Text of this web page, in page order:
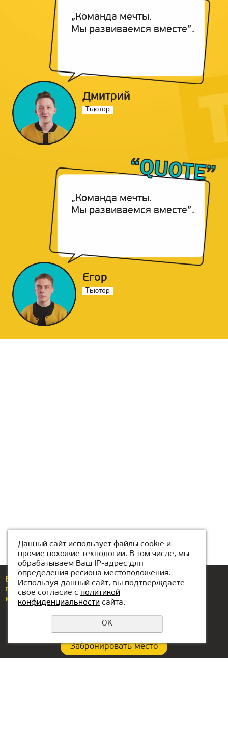
„Команда мечты.
Мы развиваемся вместе”.
Дмитрий
Тьютор
„Команда мечты.
Мы развиваемся вместе”.
Егор
Тьютор
Еcли у вас возникли вопросы или предложения,
позвоните по номеру 8 (776) 704-88-88
или напишите намastana@kiber-one.com
Забронировать место
Данный сайт использует файлы cookie и
прочие похожие технологии. В том числе, мы
обрабатываем Ваш IP-адрес для
определения региона местоположения.
Используя данный сайт, вы подтверждаете
свое согласие с политикой
конфиденциальности сайта.
OK